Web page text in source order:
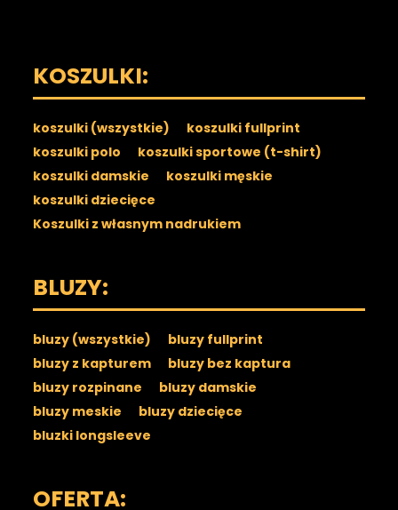
KOSZULKI:
koszulki (wszystkie)
koszulki fullprint
koszulki polo
koszulki sportowe (t-shirt)
koszulki damskie
koszulki męskie
koszulki dziecięce
Koszulki z własnym nadrukiem
BLUZY:
bluzy (wszystkie)
bluzy fullprint
bluzy z kapturem
bluzy bez kaptura
bluzy rozpinane
bluzy damskie
bluzy meskie
bluzy dziecięce
bluzki longsleeve
OFERTA: